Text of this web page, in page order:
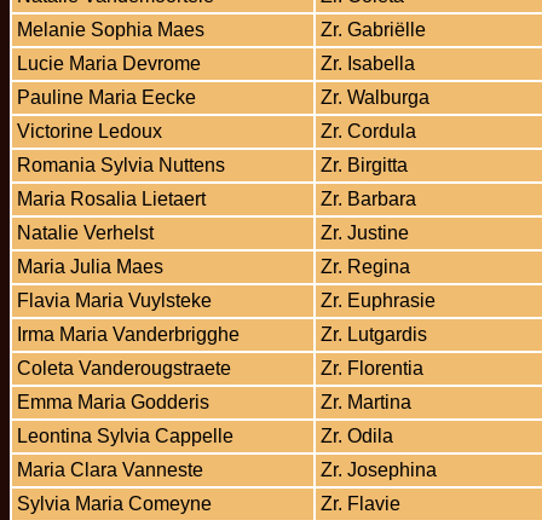
Melanie Sophia Maes
Zr. Gabriëlle
Lucie Maria Devrome
Zr. Isabella
Pauline Maria Eecke
Zr. Walburga
Victorine Ledoux
Zr. Cordula
Romania Sylvia Nuttens
Zr. Birgitta
Maria Rosalia Lietaert
Zr. Barbara
Natalie Verhelst
Zr. Justine
Maria Julia Maes
Zr. Regina
Flavia Maria Vuylsteke
Zr. Euphrasie
Irma Maria Vanderbrigghe
Zr. Lutgardis
Coleta Vanderougstraete
Zr. Florentia
Emma Maria Godderis
Zr. Martina
Leontina Sylvia Cappelle
Zr. Odila
Maria Clara Vanneste
Zr. Josephina
Sylvia Maria Comeyne
Zr. Flavie